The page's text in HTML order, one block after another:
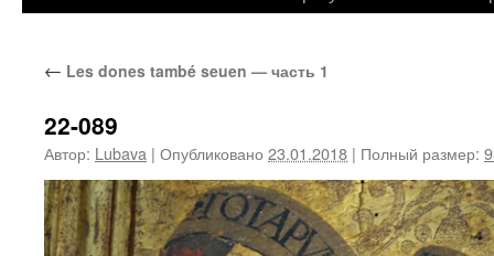
← Les dones també seuen — часть 1
22-089
Автор: Lubava | Опубликовано 23.01.2018 | Полный размер: